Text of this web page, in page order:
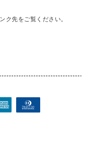
ク先をご覧ください。